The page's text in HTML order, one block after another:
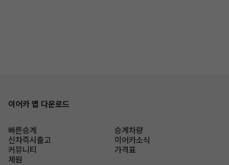
이어카 앱 다운로드
빠른승계
승계차량
신차즉시출고
이어카소식
커뮤니티
가격표
제원